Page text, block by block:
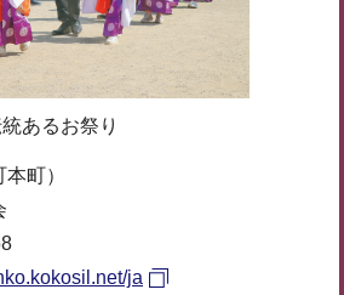
あるお祭り
町）
ja